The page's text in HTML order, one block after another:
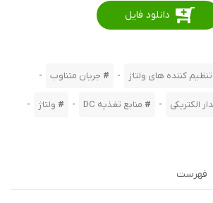
دانلود فایل
تنظیم کننده های ولتاژ - جریان متناوب -
الکتریکی - منابع تغذیه DC - ولتاژ -
فهرست